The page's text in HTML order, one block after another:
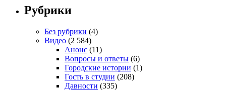
Рубрики
Без рубрики (4)
Видео (2 584)
Анонс (11)
Вопросы и ответы (6)
Городские истории (1)
Гость в студии (208)
Давности (335)